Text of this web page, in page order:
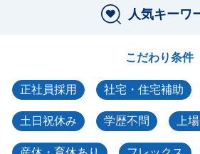
人気キーワ
こだわり条件
正社員採用 社宅・住宅補助
土日祝休み 学歴不問 上